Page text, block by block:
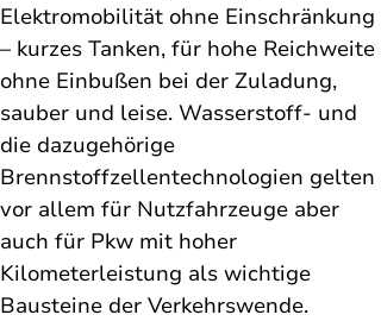
Elektromobilität ohne Einschränkung
– kurzes Tanken, für hohe Reichweite
ohne Einbußen bei der Zuladung,
sauber und leise. Wasserstoff- und
die dazugehörige
Brennstoffzellentechnologien gelten
vor allem für Nutzfahrzeuge aber
auch für Pkw mit hoher
Kilometerleistung als wichtige
Bausteine der Verkehrswende.